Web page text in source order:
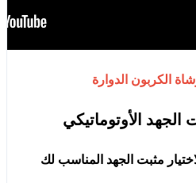
الكربون الدوارة
الأوتوماتيكي
مثبت الجهد المناسب لك